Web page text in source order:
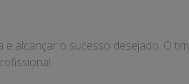
alcançar o sucesso desejado. O